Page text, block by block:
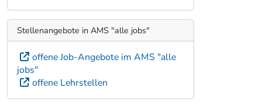
Berufsprofil:
Friedhofs- und ZiergärtnerIn
Lehrberuf:
Friedhofs- und ZiergärtnerIn
Stellenangebote in AMS "alle jobs"